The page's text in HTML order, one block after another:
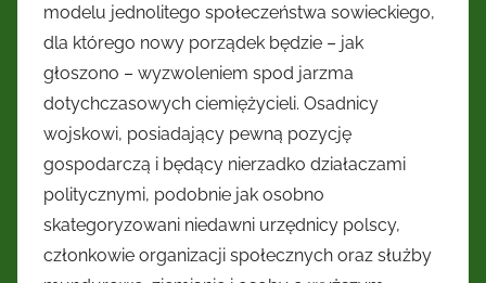
modelu jednolitego społeczeństwa sowieckiego,
dla którego nowy porządek będzie – jak
głoszono – wyzwoleniem spod jarzma
dotychczasowych ciemiężycieli. Osadnicy
wojskowi, posiadający pewną pozycję
gospodarczą i będący nierzadko działaczami
politycznymi, podobnie jak osobno
skategoryzowani niedawni urzędnicy polscy,
członkowie organizacji społecznych oraz służby